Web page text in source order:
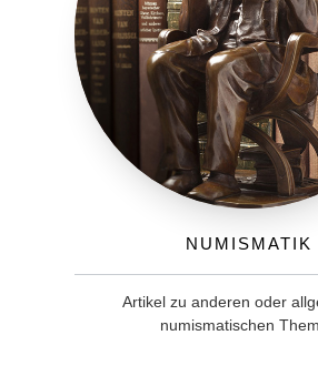
Numismatik
Artikel zu anderen oder
numismatischen